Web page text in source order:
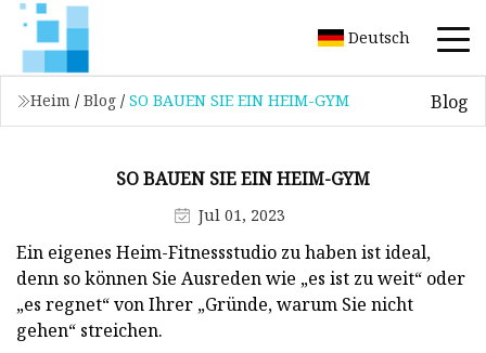
Deutsch
Heim / Blog / SO BAUEN SIE EIN HEIM-GYM Blog
SO BAUEN SIE EIN HEIM-GYM
Jul 01, 2023
Ein eigenes Heim-Fitnessstudio zu haben ist ideal,
denn so können Sie Ausreden wie „es ist zu weit“ oder
„es regnet“ von Ihrer „Gründe, warum Sie nicht
gehen“ streichen.